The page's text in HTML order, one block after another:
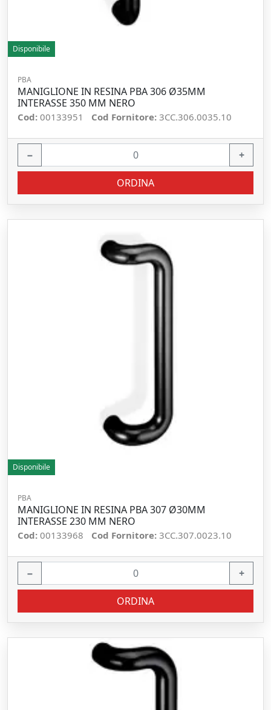
Disponibile
PBA
MANIGLIONE IN RESINA PBA 306 Ø35MM
INTERASSE 350 MM NERO
Cod: 00133951 Cod Fornitore: 3CC.306.0035.10
− +
ORDINA
Disponibile
PBA
MANIGLIONE IN RESINA PBA 307 Ø30MM
INTERASSE 230 MM NERO
Cod: 00133968 Cod Fornitore: 3CC.307.0023.10
− +
ORDINA